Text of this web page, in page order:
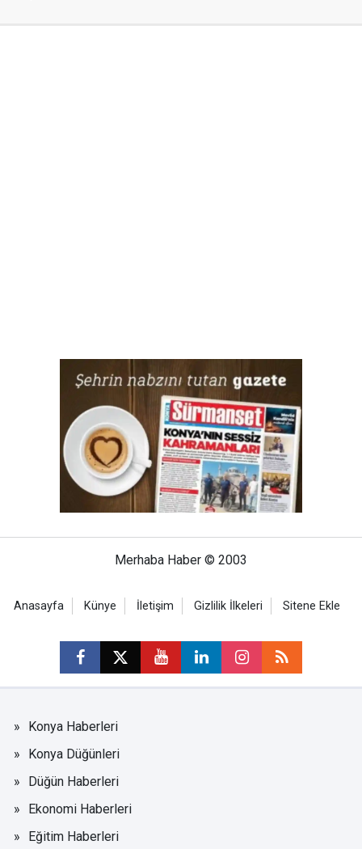
Merhaba Haber © 2003
Anasayfa Künye İletişim Gizlilik İlkeleri Sitene Ekle
Konya Haberleri
Konya Düğünleri
Düğün Haberleri
Ekonomi Haberleri
Eğitim Haberleri